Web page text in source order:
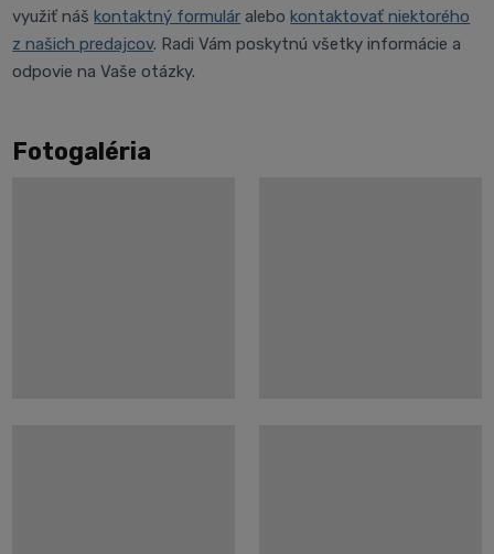
využiť náškontaktný formulár alebokontaktovať niektorého
z našich predajcov. Radi Vám poskytnú všetky informácie a
odpovie na Vaše otázky.
Fotogaléria